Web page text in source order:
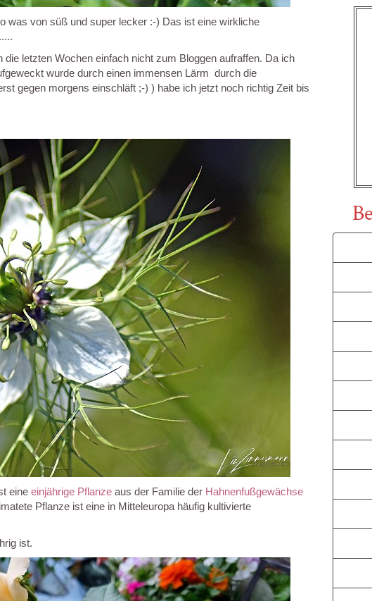
was von süß und super lecker :-) Das ist eine wirkliche
letzten Wochen einfach nicht zum Bloggen aufraffen. Da ich
wurde durch einen immensen Lärm durch die
gegen morgens einschläft ;-) ) habe ich jetzt noch richtig Zeit bis
eine einjährige Pflanze aus der Familie der Hahnenfußgewächse
Pflanze ist eine in Mitteleuropa häufig kultivierte
ist.